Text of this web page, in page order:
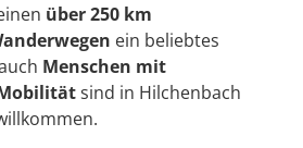
über 250 km
ein beliebtes
Menschen mit
sind in Hilchenbach